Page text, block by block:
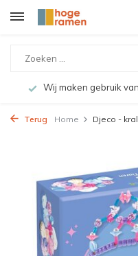
Wij maken gebruik
Terug Home Djeco -